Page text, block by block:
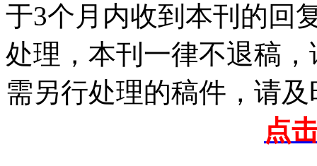
于3个月内收到本刊的回
处理，本刊一律不退稿
需另行处理的稿件，请
点